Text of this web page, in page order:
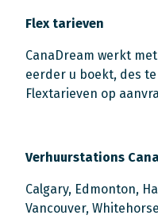
Flex tarieven
CanaDream werkt
eerder u boekt, des
Flextarieven op
Verhuurstations
Calgary, Edmonton,
Vancouver,